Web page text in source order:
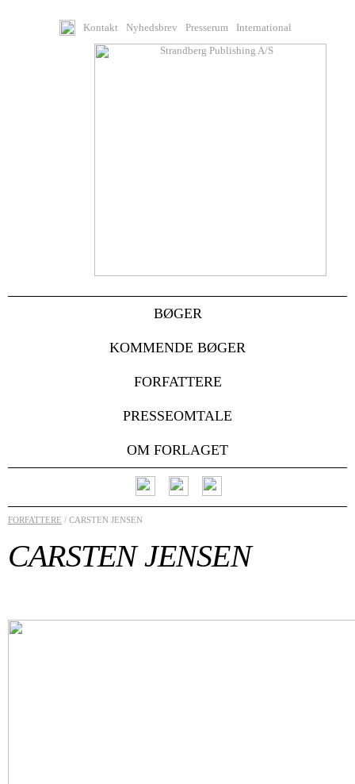
Kontakt Nyhedsbrev Presserum International
BØGER
KOMMENDE BØGER
FORFATTERE
PRESSEOMTALE
OM FORLAGET
FORFATTERE / CARSTEN JENSEN
CARSTEN JENSEN